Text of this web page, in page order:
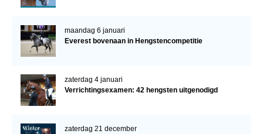
maandag 6 januari
Everest bovenaan in Hengstencompetitie
zaterdag 4 januari
Verrichtingsexamen: 42 hengsten uitgenodigd
zaterdag 21 december